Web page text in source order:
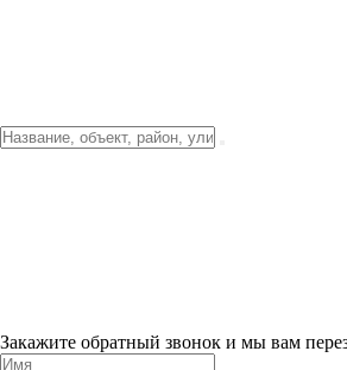
Закажите обратный звонок и мы вам